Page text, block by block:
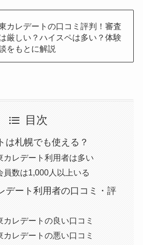
カレデートの口コミ評判！審査
厳しい？ハイスペは多い？体験
をもとに解説
目次
は札幌でも使える？
カレデート利用者は多い
員数は1,000人以上いる
デート利用者の口コミ・評
カレデートの良い口コミ
カレデートの悪い口コミ